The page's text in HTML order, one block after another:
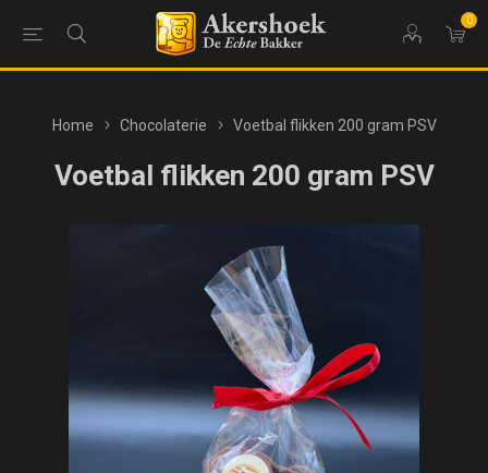
0
Home Chocolaterie Voetbal flikken 200 gram PSV
Voetbal flikken 200 gram PSV